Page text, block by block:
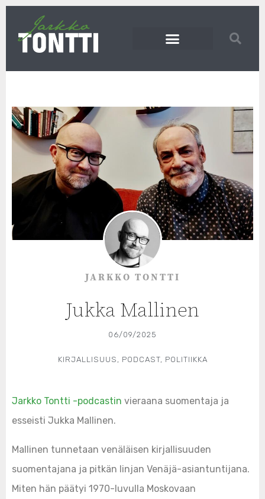
JARKKO TONTTI
Jukka Mallinen
06/09/2025
KIRJALLISUUS PODCAST, POLITIIKKA
Jarkko Tontti -podcastin vieraana suomentaja ja
esseisti Jukka Mallinen.
Mallinen tunnetaan venäläisen kirjallisuuden
suomentajana ja pitkän linjan Venäjä-asiantuntijana.
Miten hän päätyi 1970-luvulla Moskovaan